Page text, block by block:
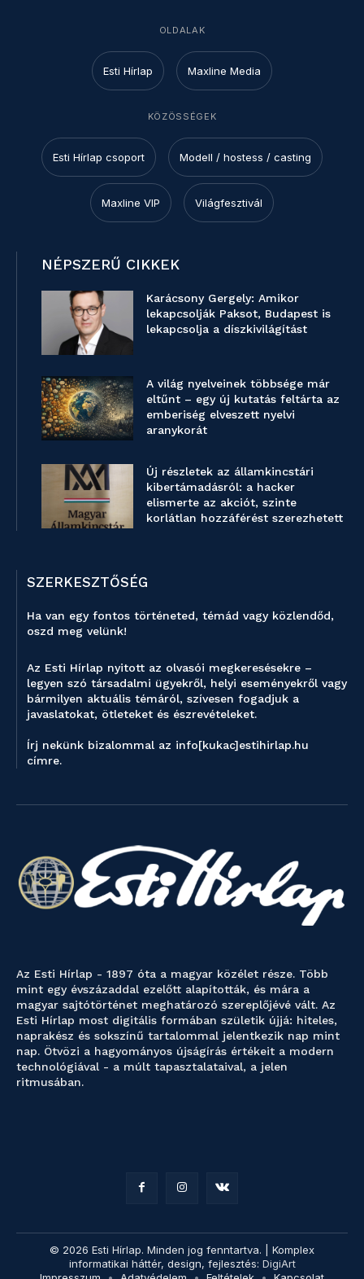
OLDALAK
Esti Hírlap Maxline Media
KÖZÖSSÉGEK
Esti Hírlap csoport Modell / hostess / casting
Maxline VIP Világfesztivál
NÉPSZERŰ CIKKEK
Karácsony Gergely: Amikor
lekapcsolják Paksot, Budapest is
lekapcsolja a díszkivilágítást
A világ nyelveinek többsége már
eltűnt – egy új kutatás feltárta az
emberiség elveszett nyelvi
aranykorát
Új részletek az államkincstári
kibertámadásról: a hacker
elismerte az akciót, szinte
korlátlan hozzáférést szerezhetett
SZERKESZTŐSÉG
Ha van egy fontos történeted, témád vagy közlendőd,
oszd meg velünk!
Az Esti Hírlap nyitott az olvasói megkeresésekre –
legyen szó társadalmi ügyekről, helyi eseményekről vagy
bármilyen aktuális témáról, szívesen fogadjuk a
javaslatokat, ötleteket és észrevételeket.
Írj nekünk bizalommal az info[kukac]estihirlap.hu
címre.
Az Esti Hírlap - 1897 óta a magyar közélet része. Több
mint egy évszázaddal ezelőtt alapították, és mára a
magyar sajtótörténet meghatározó szereplőjévé vált. Az
Esti Hírlap most digitális formában születik újjá: hiteles,
naprakész és sokszínű tartalommal jelentkezik nap mint
nap. Ötvözi a hagyományos újságírás értékeit a modern
technológiával - a múlt tapasztalataival, a jelen
ritmusában.
© 2026 Esti Hírlap. Minden jog fenntartva. | Komplex
informatikai háttér, design, fejlesztés: DigiArt